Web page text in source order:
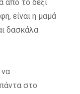
από το δεξί
είναι η μαμά
δασκάλα
στο